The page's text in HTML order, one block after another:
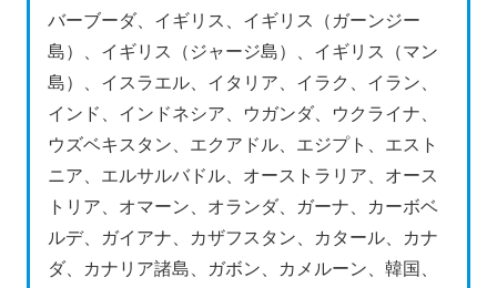
バーブーダ、イギリス、イギリス（ガーンジー
島）、イギリス（ジャージ島）、イギリス（マン
島）、イスラエル、イタリア、イラク、イラン、
インド、インドネシア、ウガンダ、ウクライナ、
ウズベキスタン、エクアドル、エジプト、エスト
ニア、エルサルバドル、オーストラリア、オース
トリア、オマーン、オランダ、ガーナ、カーボベ
ルデ、ガイアナ、カザフスタン、カタール、カナ
ダ、カナリア諸島、ガボン、カメルーン、韓国、